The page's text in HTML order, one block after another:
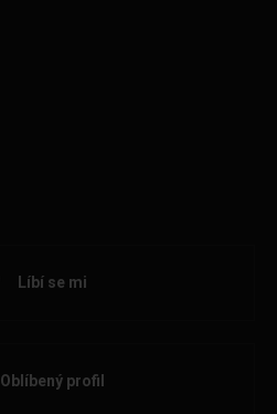
Líbí se mi
Oblíbený profil